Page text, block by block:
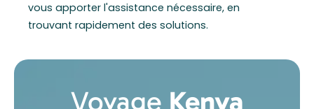
vous apporter l'assistance nécessaire, en
trouvant rapidement des solutions.
Voyage Kenya